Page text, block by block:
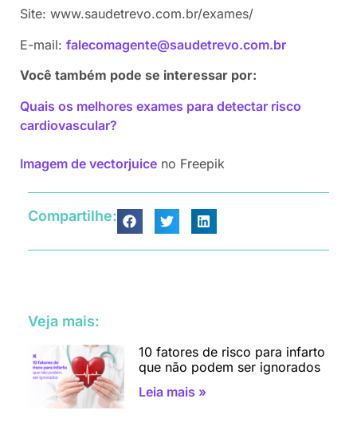
Site: www.saudetrevo.com.br/exames/
E-mail: falecomagente@saudetrevo.com.br
Você também pode se interessar por:
Quais os melhores exames para detectar risco
cardiovascular?
Imagem de vectorjuice no Freepik
Compartilhe:
Veja mais:
10 fatores de risco para infarto
que não podem ser ignorados
Leia mais »